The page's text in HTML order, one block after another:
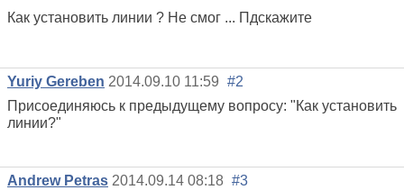
Как установить линии ? Не смог ... Пдскажите
Yuriy Gereben 2014.09.10 11:59 #2
Присоединяюсь к предыдущему вопросу: "Как установить
линии?"
Andrew Petras 2014.09.14 08:18 #3